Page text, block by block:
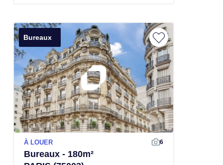
Bureaux
À LOUER 6
Bureaux - 180m²